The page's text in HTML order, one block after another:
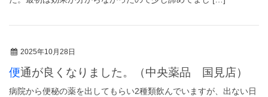
2025年10月28日
便通が良くなりました。（中央薬品 国見店）
病院から便秘の薬を出してもらい2種類飲んでいますが、出ない日